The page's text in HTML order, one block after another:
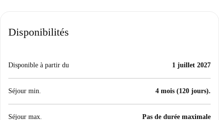
Disponibilités
Disponible à partir du 1 juillet 2027
Séjour min. 4 mois (120 jours).
Séjour max. Pas de durée maximale